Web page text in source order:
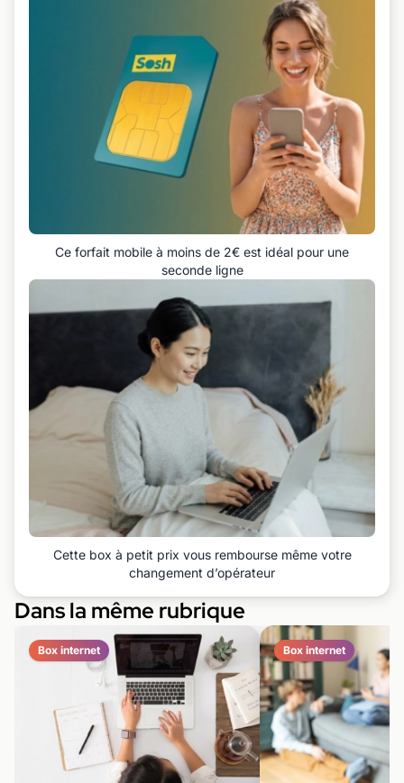
Ce forfait mobile à moins de 2€ est idéal pour une
seconde ligne
Cette box à petit prix vous rembourse même votre
changement d’opérateur
Dans la même rubrique
Box internet Box internet